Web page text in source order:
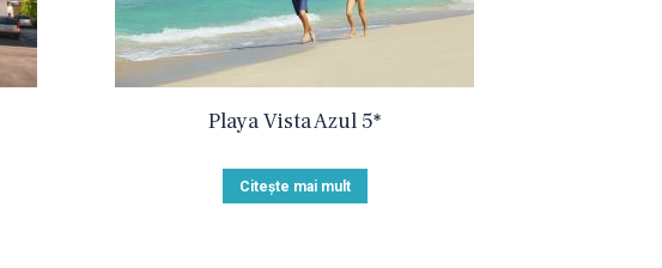
Playa Vista Azul 5*
Citește mai mult